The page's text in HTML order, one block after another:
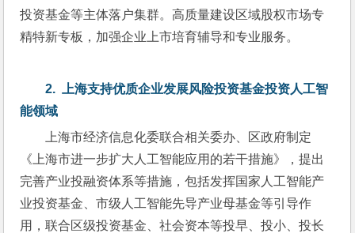
投资基金等主体落户集群。高质量建设区域股权市场专
精特新专板，加强企业上市培育辅导和专业服务。
2.
上海支持优质企业发展风险投资基金投资人工智
能领域
上海市经济信息化委联合相关委办、区政府制定
《上海市进一步扩大人工智能应用的若干措施》，提出
完善产业投融资体系等措施，包括发挥国家人工智能产
业投资基金、市级人工智能先导产业母基金等引导作
用，联合区级投资基金、社会资本等投早、投小、投长